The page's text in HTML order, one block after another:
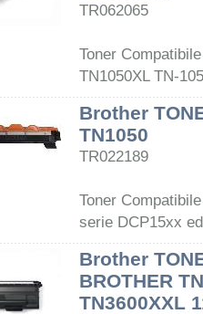
TR062065
Toner
TN1050XL TN-
Brother
TN1050
TR022189
Toner
serie DCP15xx
Brother
BROTHER
TN3600XXL